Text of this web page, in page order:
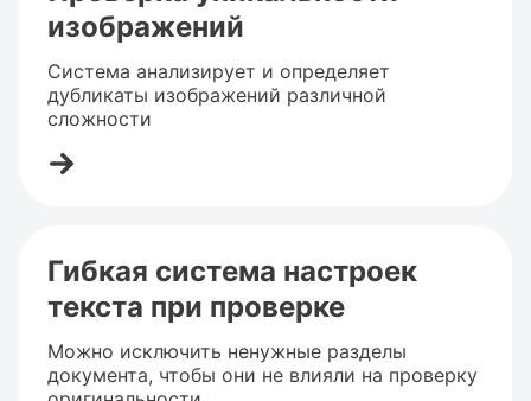
Гибкая система настроек
текста при проверке
Можно исключить ненужные разделы
документа, чтобы они не влияли на проверку
изображений
Система анализирует и определяет
дубликаты изображений различной
сложности